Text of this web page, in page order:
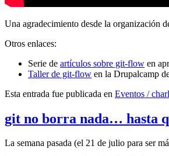
Una agradecimiento desde la organización
Otros enlaces:
Serie de artículos sobre git-flow en
Taller de git-flow en la Drupalcamp
Esta entrada fue publicada en Eventos /
git no borra nada… hasta
La semana pasada (el 21 de julio para ser